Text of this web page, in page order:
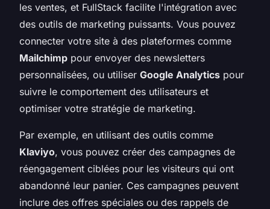
les ventes, et FullStack facilite l'intégration avec
des outils de marketing puissants. Vous pouvez
connecter votre site à des plateformes comme
Mailchimp pour envoyer des newsletters
personnalisées, ou utiliser Google Analytics pour
suivre le comportement des utilisateurs et
optimiser votre stratégie de marketing.
Par exemple, en utilisant des outils comme
Klaviyo, vous pouvez créer des campagnes de
réengagement ciblées pour les visiteurs qui ont
abandonné leur panier. Ces campagnes peuvent
inclure des offres spéciales ou des rappels de